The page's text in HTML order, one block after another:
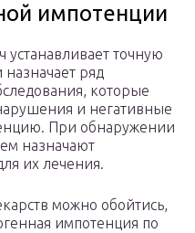
импотенции
точную
ряд
которые
и негативные
При обнаружении
назначают
их лечения.
можно обойтись,
импотенция по